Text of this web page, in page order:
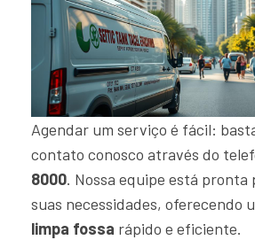
Agendar um serviço é fácil:
contato conosco através do
8000. Nossa equipe está pronta
suas necessidades, oferecendo
limpa fossa rápido e eficiente.